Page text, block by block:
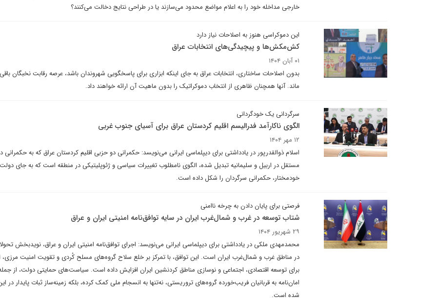
خارجی مداخله خود را به اعلام مواضع محدود می‌سازند یا در طراحی نتایج دخالت می‌کنند؟
این دموکراسی هنوز به اصلاحات نیاز دارد
کش‌مکش‌ها و پیچیدگی‌های انتخابات عراق
۰۱ آبان ۱۴۰۴
بدون اصلاحات ساختاری، انتخابات عراق به جای اینکه ابزاری برای پاسخگویی شهروندان باشد، عرصه رقابت نخبگان
ماند. آنها همچنان ظاهری از انتخاب دموکراتیک را بدون ماهیت آن ارائه خواهند داد.
سرگردانی یک خودگردانی
الگوی ناکارآمد فدرالیسم اقلیم کردستان عراق برای آسیای جنوب غربی
۱۲ مهر ۱۴۰۴
اسلام ذوالقدرپور در یادداشتی برای دیپلماسی ایرانی می‌نویسد: حکمرانی دو حزبی اقلیم کردستان عراق که به حکمرانی
مستقل در اربیل و سلیمانیه تبدیل شده، الگوی نامطلوب تغییرات سیاسی و ژئوپلیتیکی در منطقه است که به جای دولت
خودمختار، حکمرانی سرگردان را شکل داده است.
فرصتی برای پایان دادن به چرخه ناامنی
شتاب توسعه در غرب و شمال‌غرب ایران در سایه توافق‌نامه امنیتی ایران و عراق
۲۹ شهریور ۱۴۰۴
محمدمهدی ملکی در یادداشتی برای دیپلماسی ایرانی می‌نویسد: اجرای توافق‌نامه امنیتی ایران و عراق، نویدبخش
در مناطق غرب و شمال‌غرب ایران است. این توافق، با تمرکز بر خلع سلاح گروه‌های مسلح کُردی و تقویت امنیت مرزی،
برای توسعه اقتصادی، اجتماعی و نوسازی مناطق کردنشین ایران افزایش داده است. سیاست‌های حمایتی دولت، از
امان‌نامه به قربانیان فریب‌خورده گروه‌های تروریستی، نه‌تنها به انسجام ملی کمک کرده، بلکه زمینه‌ساز ثبات پایدار در
شده است.